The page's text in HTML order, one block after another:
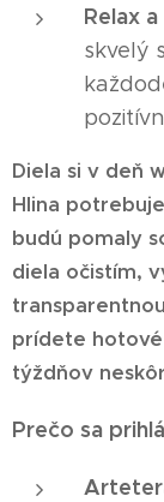
Relax
skvelý
Diela si v deň
Hlina
budú pomaly
diela očistím,
prídete
týždňov
Prečo sa